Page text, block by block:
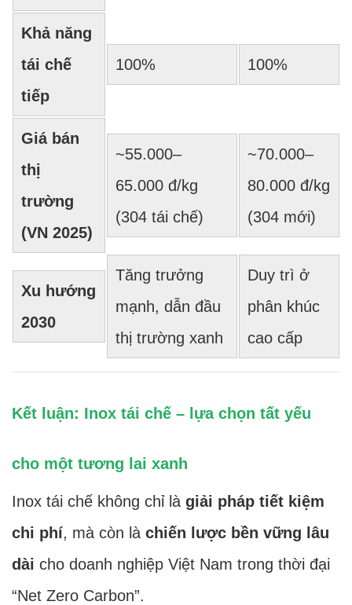
Khả năng
tái chế
tiếp
100% 100%
Giá bán
thị
trường
(VN 2025)
~55.000–
65.000 đ/kg
(304 tái chế)
~70.000–
80.000 đ/kg
(304 mới)
Xu hướng
2030
Tăng trưởng
mạnh, dẫn đầu
thị trường xanh
Duy trì ở
phân khúc
cao cấp
Kết luận: Inox tái chế – lựa chọn tất yếu
cho một tương lai xanh
Inox tái chế không chỉ là giải pháp tiết kiệm
chi phí, mà còn là chiến lược bền vững lâu
dài cho doanh nghiệp Việt Nam trong thời đại
“Net Zero Carbon”.